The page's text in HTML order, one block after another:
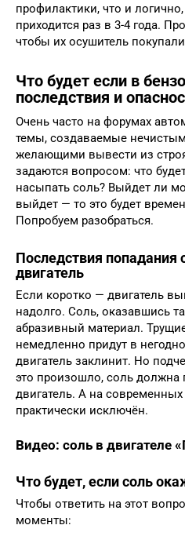
профилактики, что и
приходится раз в 3-4 года.
чтобы их осушитель
Что будет если в
последствия и
Очень часто на форумах
темы, создаваемые
желающими вывести из
задаются вопросом: что
насыпать соль? Выйдет ли
выйдет — то это будет
Попробуем разобраться.
Последствия попадания
двигатель
Если коротко — двигатель
надолго. Соль, оказавшись
абразивный материал.
немедленно придут в
двигатель заклинит. Но
это произошло, соль должна
двигатель. А на
практически исключён.
Видео: соль в двигателе
Что будет, если соль
Чтобы ответить на этот
моменты: